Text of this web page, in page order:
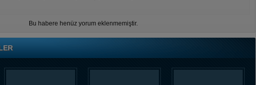
Bu habere henüz yorum eklenmemiştir.